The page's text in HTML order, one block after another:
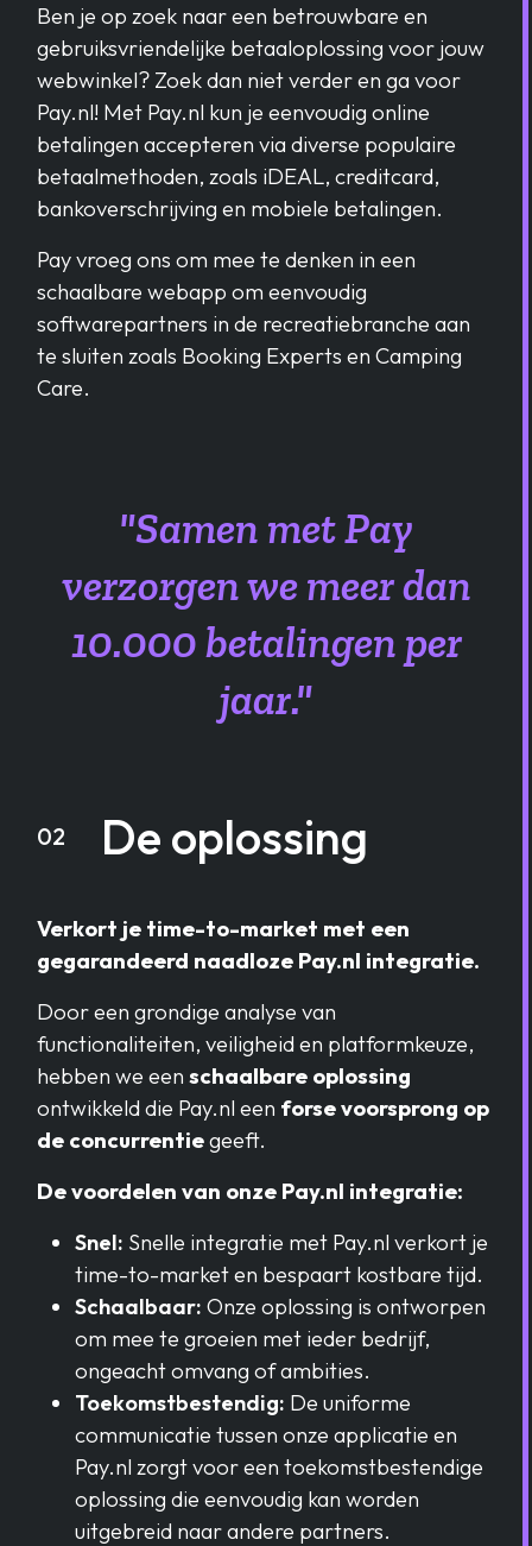
Ben je op zoek naar een betrouwbare en
gebruiksvriendelijke betaaloplossing voor jouw
webwinkel? Zoek dan niet verder en ga voor
Pay.nl! Met Pay.nl kun je eenvoudig online
betalingen accepteren via diverse populaire
betaalmethoden, zoals iDEAL, creditcard,
bankoverschrijving en mobiele betalingen.
Pay vroeg ons om mee te denken in een
schaalbare webapp om eenvoudig
softwarepartners in de recreatiebranche aan
te sluiten zoals Booking Experts en Camping
Care.
"Samen met Pay
verzorgen we meer dan
10.000 betalingen per
jaar."
02 De oplossing
Verkort je time-to-market met een
gegarandeerd naadloze Pay.nl integratie.
Door een grondige analyse van
functionaliteiten, veiligheid en platformkeuze,
hebben we eenschaalbare oplossing
ontwikkeld die Pay.nl een forse voorsprong op
de concurrentiegeeft.
De voordelen van onze Pay.nl integratie:
Snel: Snelle integratie met Pay.nl verkort je
time-to-market en bespaart kostbare tijd.
Schaalbaar: Onze oplossing is ontworpen
om mee te groeien met ieder bedrijf,
ongeacht omvang of ambities.
Toekomstbestendig: De uniforme
communicatie tussen onze applicatie en
Pay.nl zorgt voor een toekomstbestendige
oplossing die eenvoudig kan worden
uitgebreid naar andere partners.